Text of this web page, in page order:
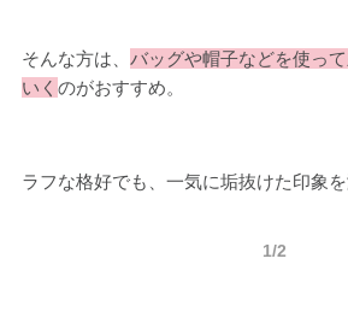
そんな方は、 バッグや帽子などを使っ
いく のがおすすめ。
ラフな格好でも、一気に垢抜けた印象
1/2